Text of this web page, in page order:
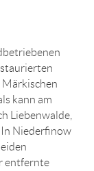
Märkischen
kann am
Liebenwalde,
Niederfinow
entfernte